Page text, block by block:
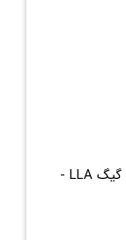
گوشی موبایل iPhone 12 Mini حافظه 128 گیگ LLA -